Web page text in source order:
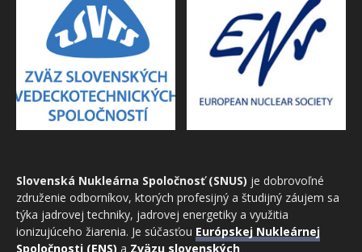
Slovenská Nukleárna Spoločnosť (SNUS) je dobrovoľné
združenie odborníkov, ktorých profesijný a študijný záujem sa
týka jadrovej techniky, jadrovej energetiky a využitia
ionizujúceho žiarenia. Je súčasťou Európskej Nukleárnej
Spoločnosti (ENS) a Zväzu slovenských